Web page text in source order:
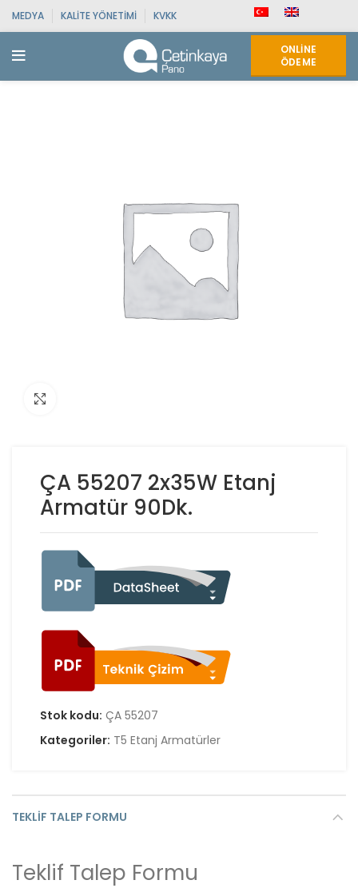
MEDYA KALITE YÖNETIMI KVKK
ONLINE
ÖDEME
ÇA 55207 2x35W Etanj
Armatür 90Dk.
Stok kodu: ÇA 55207
Kategoriler: T5 Etanj Armatürler
TEKLIF TALEP FORMU
Teklif Talep Formu